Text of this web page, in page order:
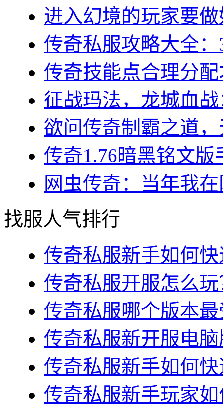
进入幻境的玩家要
传奇私服攻略大全
传奇技能点合理分
征战玛法，龙城血
欲问传奇制霸之道
传奇1.76暗黑铭文
网虫传奇：当年我
找服人气排行
传奇私服新手如何
传奇私服开服怎么
传奇私服哪个版本
传奇私服新开服电
传奇私服新手如何
传奇私服新手玩家